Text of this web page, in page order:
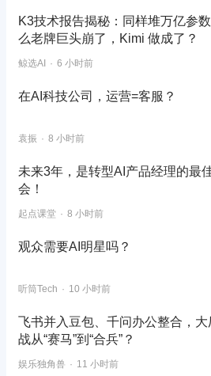
K3技术报告揭秘：同样堆万亿参
么老牌巨头崩了，Kimi 做成了？
鲸选AI 6 小时前
在AI科技公司，运营=客服？
袁振 8 小时前
未来3年，是转型AI产品经理的最
会！
起点课堂 8 小时前
观众需要AI明星吗？
听筒Tech 10 小时前
飞书并入豆包、千问办公整合，大
战从“赛马”到“合兵”？
娱乐独角兽 11 小时前